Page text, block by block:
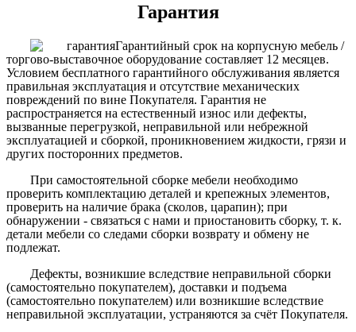
Гарантия
Гарантийный срок на корпусную мебель /
торгово-выставочное оборудование составляет 12 месяцев.
Условием бесплатного гарантийного обслуживания является
правильная эксплуатация и отсутствие механических
повреждений по вине Покупателя. Гарантия не
распространяется на естественный износ или дефекты,
вызванные перегрузкой, неправильной или небрежной
эксплуатацией и сборкой, проникновением жидкости, грязи и
других посторонних предметов.
При самостоятельной сборке мебели необходимо
проверить комплектацию деталей и крепежных элементов,
проверить на наличие брака (сколов, царапин); при
обнаружении - связаться с нами и приостановить сборку, т. к.
детали мебели со следами сборки возврату и обмену не
подлежат.
Дефекты, возникшие вследствие неправильной сборки
(самостоятельно покупателем), доставки и подъема
(самостоятельно покупателем) или возникшие вследствие
неправильной эксплуатации, устраняются за счёт Покупателя.